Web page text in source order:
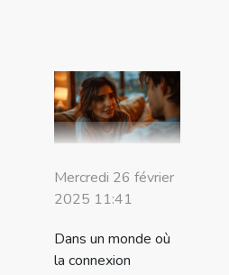
Mercredi 26 février
2025 11:41
Dans un monde où
la connexion